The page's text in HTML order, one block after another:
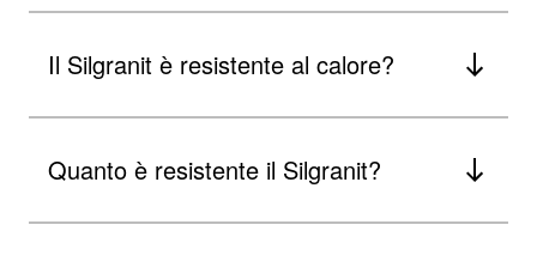
Il Silgranit è resistente al calore?
Quanto è resistente il Silgranit?